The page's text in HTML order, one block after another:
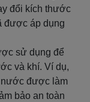
đổi kích thước
được áp dụng
sử dụng để
và khí. Ví dụ,
nước được làm
bảo an toàn